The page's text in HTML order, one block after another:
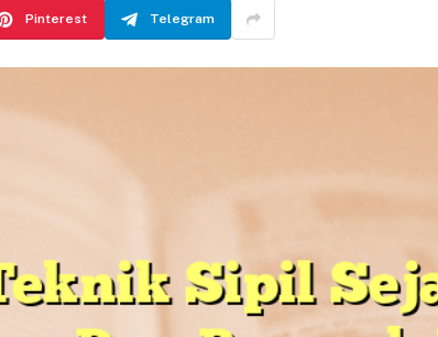
Pinterest Telegram